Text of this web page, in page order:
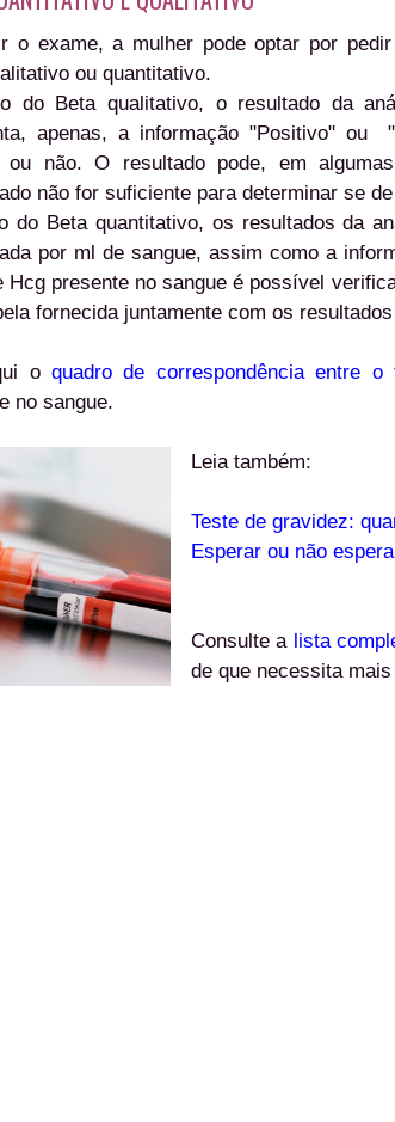
o exame, a mulher pode optar por pedir
ou quantitativo.
do Beta qualitativo, o resultado da
apenas, a informação "Positivo"
ou não. O resultado pode, em
não for suficiente para determinar se
do Beta quantitativo, os resultados da
por ml de sangue, assim como a
Hcg presente no sangue é possível
fornecida juntamente com os
o quadro de correspondência entre
no sangue.
Leia também:
Teste de gravidez:
Esperar ou não
Consulte a lista
de que necessita